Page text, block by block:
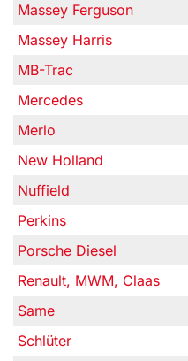
Massey Ferguson
Massey Harris
MB-Trac
Mercedes
Merlo
New Holland
Nuffield
Perkins
Porsche Diesel
Renault, MWM, Claas
Same
Schlüter